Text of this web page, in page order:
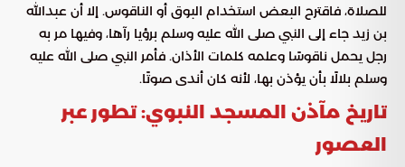
للصلاة، فاقترح البعض استخدام البوق أو الناقوس. إلا أن عبدالله
بن زيد جاء إلى النبي صلى الله عليه وسلم برؤيا رآها، وفيها مر به
رجل يحمل ناقوسًا وعلمه كلمات الأذان. فأمر النبي صلى الله عليه
وسلم بلالًا بأن يؤذن بها، لأنه كان أندى صوتًا.
تاريخ مآذن المسجد النبوي: تطور عبر
العصور